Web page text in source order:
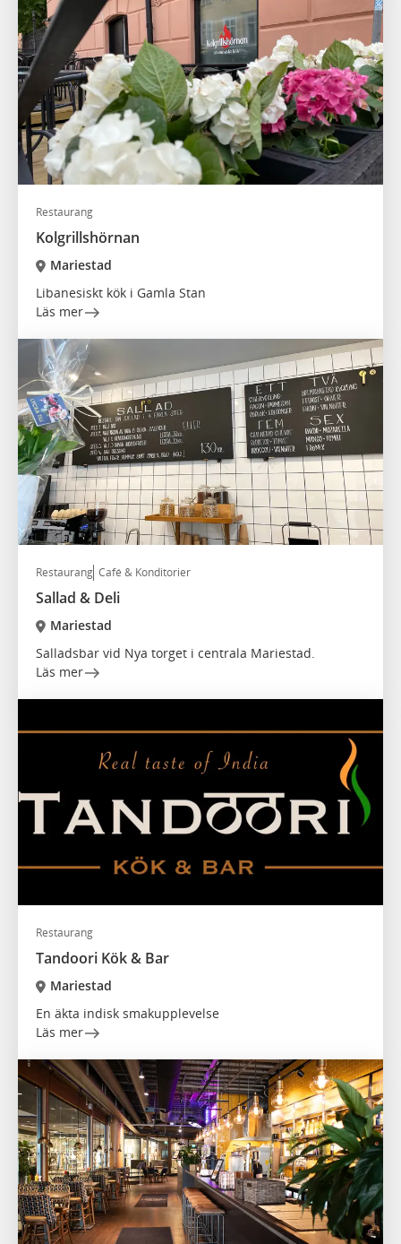
Restaurang
Kolgrillshörnan
Mariestad
Libanesiskt kök i Gamla Stan
Läs mer
Restaurang Café & Konditorier
Sallad & Deli
Mariestad
Salladsbar vid Nya torget i centrala Mariestad.
Läs mer
Restaurang
Tandoori Kök & Bar
Mariestad
En äkta indisk smakupplevelse
Läs mer